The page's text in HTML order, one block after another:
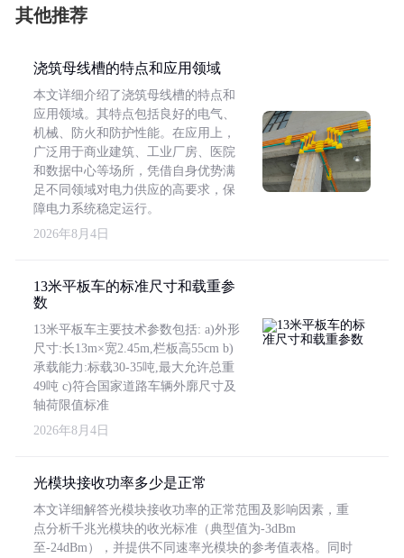
其他推荐
浇筑母线槽的特点和应用领域
本文详细介绍了浇筑母线槽的特点和
应用领域。其特点包括良好的电气、
机械、防火和防护性能。在应用上，
广泛用于商业建筑、工业厂房、医院
和数据中心等场所，凭借自身优势满
足不同领域对电力供应的高要求，保
障电力系统稳定运行。
2026年8月4日
13米平板车的标准尺寸和载重参
数
13米平板车主要技术参数包括: a)外形
尺寸:长13m×宽2.45m,栏板高55cm b)
承载能力:标载30-35吨,最大允许总重
49吨 c)符合国家道路车辆外廓尺寸及
轴荷限值标准
2026年8月4日
光模块接收功率多少是正常
本文详细解答光模块接收功率的正常范围及影响因素，重
点分析千兆光模块的收光标准（典型值为-3dBm
至-24dBm），并提供不同速率光模块的参考值表格。同时